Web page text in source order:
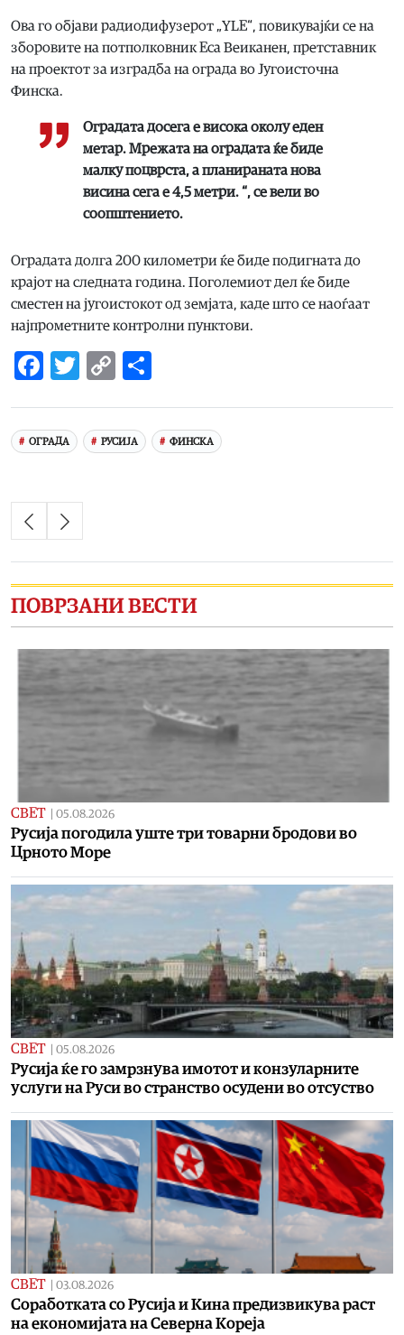
Ова го објави радиодифузерот „YLE“, повикувајќи се на
зборовите на потполковник Еса Веиканен, претставник
на проектот за изградба на ограда во Југоисточна
Финска.
Оградата досега е висока околу еден
метар. Мрежата на оградата ќе биде
малку поцврста, а планираната нова
висина сега е 4,5 метри. “,се вели во
соопштението.
Оградата долга 200 километри ќе биде подигната до
крајот на следната година. Поголемиот дел ќе биде
сместен на југоистокот од земјата, каде што се наоѓаат
најпрометните контролни пунктови.
Facebook
Twitter
Copy
ОГРАДА РУСИЈА ФИНСКА
ПОВРЗАНИ ВЕСТИ
СВЕТ 05.08.2026
Русија погодила уште три товарни бродови во
Црното Море
СВЕТ 05.08.2026
Русија ќе го замрзнува имотот и конзуларните
услуги на Руси во странство осудени во отсуство
СВЕТ 03.08.2026
Соработката со Русија и Кина предизвикува раст
на економијата на Cеверна Кореја